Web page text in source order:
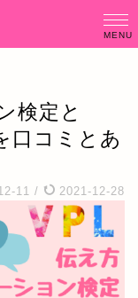
検定と
口コミとあ
11 / 2021-12-28